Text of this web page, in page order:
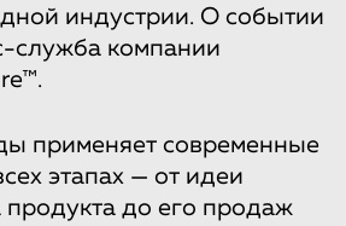
индустрии. О событии
служба компании
применяет современные
этапах — от идеи
продукта до его продаж